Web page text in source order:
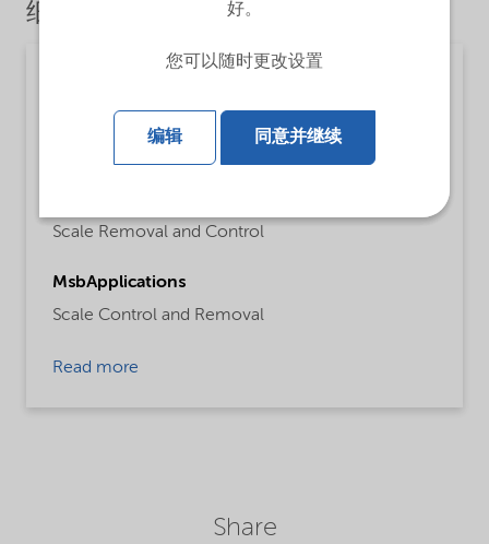
细分市场
MsbLongDescription
Water treatment chemical.
Scale Removal and Control
MsbApplications
Scale Control and Removal
Read more
Share
好。
您可以随时更改设置
编辑 同意并继续